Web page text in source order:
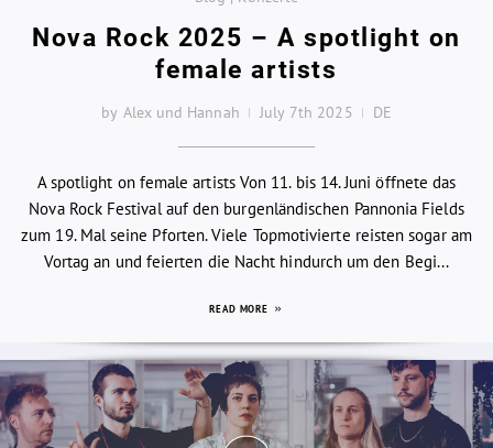
Nova Rock 2025 – A spotlight on
female artists
by Alex und Hannah July 7th 2025 DE
A spotlight on female artists Von 11. bis 14. Juni öffnete das
Nova Rock Festival auf den burgenländischen Pannonia Fields
zum 19. Mal seine Pforten. Viele Topmotivierte reisten sogar am
Vortag an und feierten die Nacht hindurch um den Begi...
READ MORE